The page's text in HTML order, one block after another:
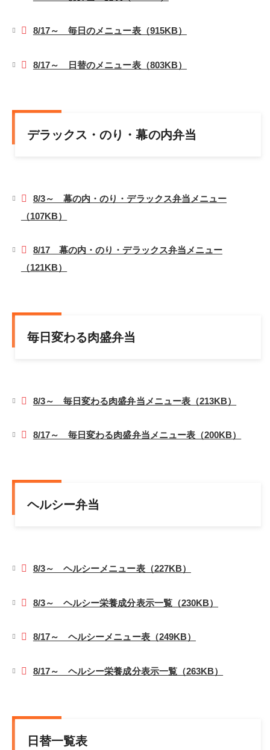
8/17～ 毎日のメニュー表（915KB）
8/17～ 日替のメニュー表（803KB）
デラックス・のり・幕の内弁当
8/3～ 幕の内・のり・デラックス弁当メニュー
（107KB）
8/17 幕の内・のり・デラックス弁当メニュー
（121KB）
毎日変わる肉盛弁当
8/3～ 毎日変わる肉盛弁当メニュー表（213KB）
8/17～ 毎日変わる肉盛弁当メニュー表（200KB）
ヘルシー弁当
8/3～ ヘルシーメニュー表（227KB）
8/3～ ヘルシー栄養成分表示一覧（230KB）
8/17～ ヘルシーメニュー表（249KB）
8/17～ ヘルシー栄養成分表示一覧（263KB）
日替一覧表